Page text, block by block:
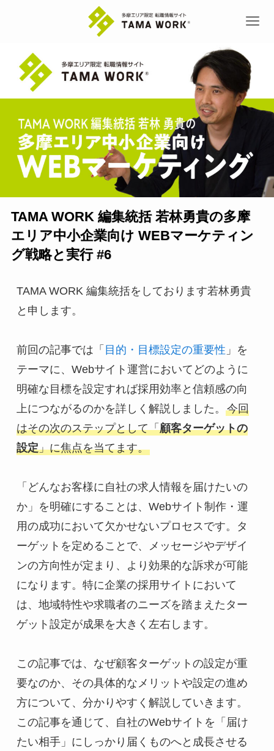
TAMA WORK 編集統括 若林勇貴の多摩
エリア中小企業向け WEBマーケティン
グ戦略と実行 #6
TAMA WORK 編集統括をしております若林勇貴
と申します。
前回の記事では「 目的・目標設定の重要性 」を
テーマに、Webサイト運営においてどのように
明確な目標を設定すれば採用効率と信頼感の向
上につながるのかを詳しく解説しました。 今回
はその次のステップとして「顧客ターゲットの
設定」に焦点を当てます。
「どんなお客様に自社の求人情報を届けたいの
か」を明確にすることは、Webサイト制作・運
用の成功において欠かせないプロセスです。タ
ーゲットを定めることで、メッセージやデザイ
ンの方向性が定まり、より効果的な訴求が可能
になります。特に企業の採用サイトにおいて
は、地域特性や求職者のニーズを踏まえたター
ゲット設定が成果を大きく左右します。
この記事では、なぜ顧客ターゲットの設定が重
要なのか、その具体的なメリットや設定の進め
方について、分かりやすく解説していきます。
この記事を通じて、自社のWebサイトを「届け
たい相手」にしっかり届くものへと成長させる